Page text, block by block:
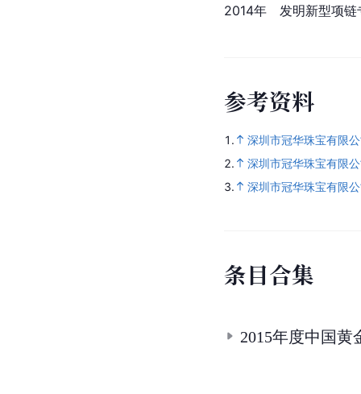
2014年　发明新型项链
参考资料
1.
深圳市冠华珠宝有限
2.
深圳市冠华珠宝有限
3.
深圳市冠华珠宝有限
条目合集
2015年度中国